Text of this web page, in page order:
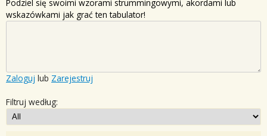
Podziel się swoimi wzorami strummingowymi, akordami lub
wskazówkami jak grać ten tabulator!
Zaloguj lub Zarejestruj
Filtruj według: